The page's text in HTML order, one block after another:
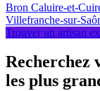
Bron Caluire-et-
Villefranche-sur-
Trouver un artisan
Recherchez
les plus